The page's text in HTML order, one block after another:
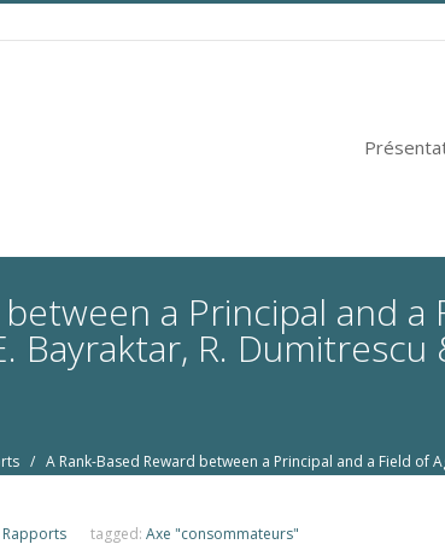
between a Principal and
Bayraktar, R. Dumitrescu
/ A Rank-Based Reward between a Principal and a Field of
Rapports tagged: Axe "consommateurs"